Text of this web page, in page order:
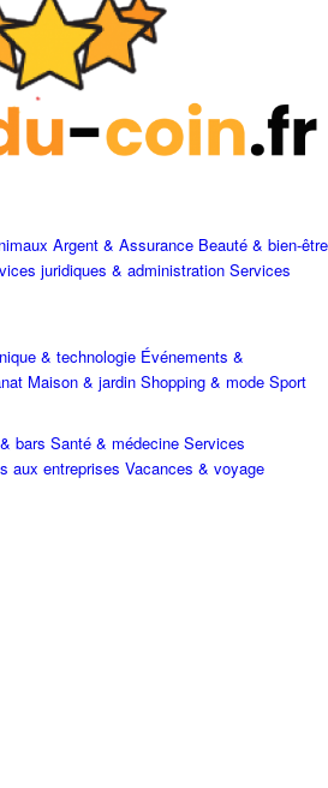
Argent & Assurance Beauté & bien-être
juridiques & administration Services
& technologie Événements &
Maison & jardin Shopping & mode Sport
bars Santé & médecine Services
aux entreprises Vacances & voyage